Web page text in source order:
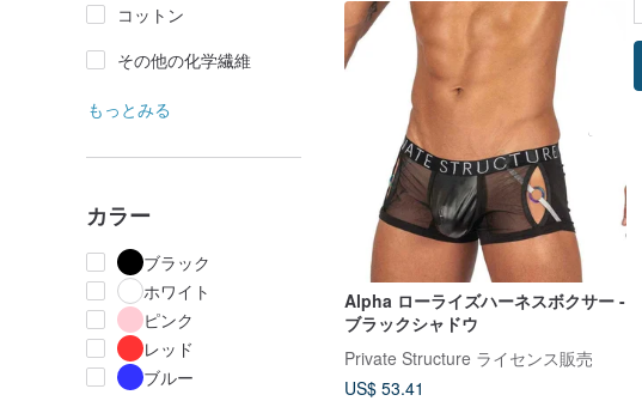
コットン
その他の化学繊維
もっとみる
カラー
ブラック
ホワイト
ピンク
レッド
ブルー
Alpha ローライズハーネスボクサー -
ブラックシャドウ
Private Structure ライセンス販売
US$ 53.41